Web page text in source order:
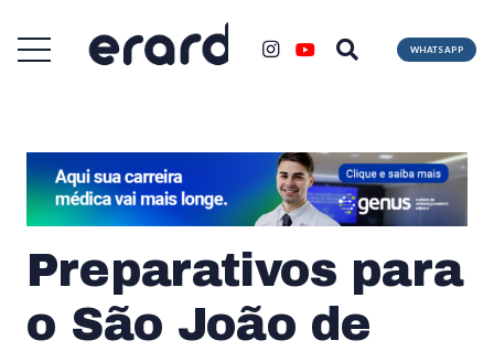
WHATSAPP
Preparativos para
o São João de